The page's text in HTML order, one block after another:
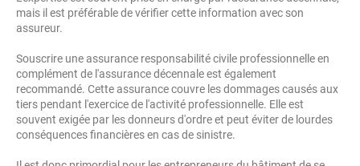
mais il est préférable de vérifier cette information avec son
assureur.
Souscrire une assurance responsabilité civile professionnelle en
complément de l'assurance décennale est également
recommandé. Cette assurance couvre les dommages causés aux
tiers pendant l'exercice de l'activité professionnelle. Elle est
souvent exigée par les donneurs d'ordre et peut éviter de lourdes
conséquences financières en cas de sinistre.